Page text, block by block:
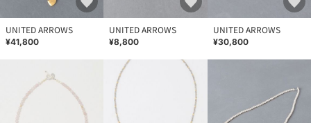
UNITED ARROWS
¥41,800
UNITED ARROWS
¥8,800
UNITED ARROWS
¥30,800